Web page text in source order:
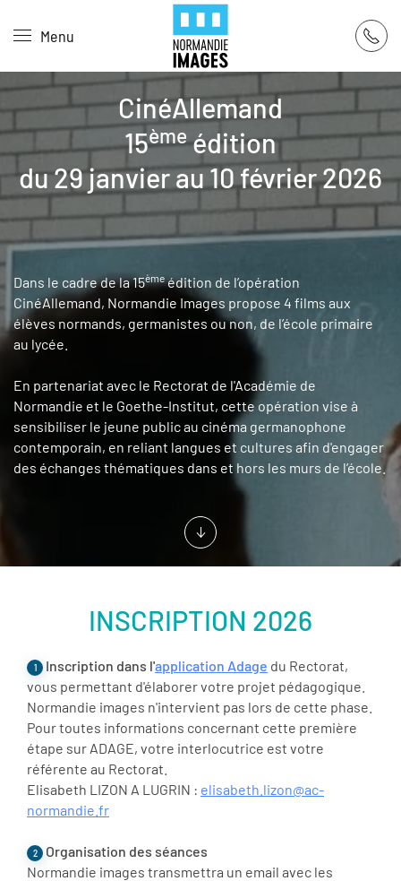
Skip to main content
Menu
CinéAllemand
15èmeédition
du 29 janvier au 10 février 2026
Dans le cadre de la 15èmeédition de l’opération
CinéAllemand, Normandie Images propose 4 films aux
élèves normands, germanistes ou non, de l’école primaire
au lycée.
En partenariat avec le Rectorat de l'Académie de
Normandie et le Goethe-Institut, cette opération vise à
sensibiliser le jeune public au cinéma germanophone
contemporain, en reliant langues et cultures afin d'engager
des échanges thématiques dans et hors les murs de l’école.
INSCRIPTION 2026
1 Inscription dans l'application Adage du Rectorat,
vous permettant d'élaborer votre projet pédagogique.
Normandie images n'intervient pas lors de cette phase.
Pour toutes informations concernant cette première
étape sur ADAGE, votre interlocutrice est votre
référente au Rectorat.
Elisabeth LIZON A LUGRIN : elisabeth.lizon@ac-
normandie.fr
2
Organisation des séances
Normandie images transmettra un email avec les
Panneau de gestion des cookies